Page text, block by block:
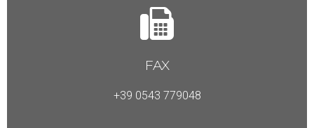
FAX
+39 0543 779048